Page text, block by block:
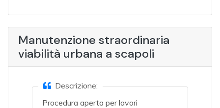
Manutenzione straordinaria
viabilità urbana a scapoli
Descrizione:
Procedura aperta per lavori